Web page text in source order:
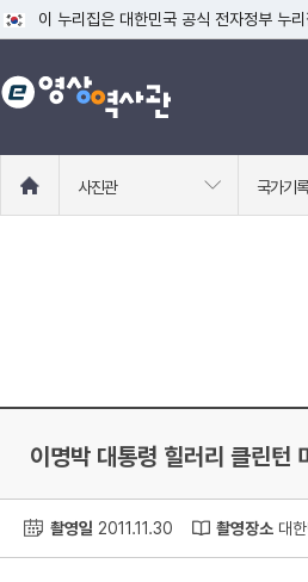
이 누리집은 대한민국 공식 전자정부 누
공식 누리집 주소 확인하기
go.kr 주소를 사용하는 누리집은 대한민
로
사진관 국가기
이명박 대통령 힐러리 클린턴
촬영일 2011.11.30 촬영장소 대